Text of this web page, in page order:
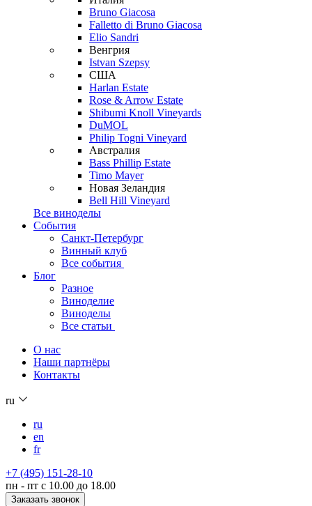
Bruno Giacosa
Falletto di Bruno Giacosa
Elio Sandri
Венгрия
Istvan Szepsy
США
Harlan Estate
Rose & Arrow Estate
Shibumi Knoll Vineyards
DuMOL
Philip Togni Vineyard
Австралия
Bass Phillip Estate
Timo Mayer
Новая Зеландия
Bell Hill Vineyard
Все виноделы
События
Санкт-Петербург
Винный клуб
Все события
Блог
Разное
Виноделие
Виноделы
Все статьи
О нас
Наши партнёры
Контакты
ru
ru
en
fr
+7 (495) 151-28-10
пн - пт с 10.00 до 18.00
Заказать звонок